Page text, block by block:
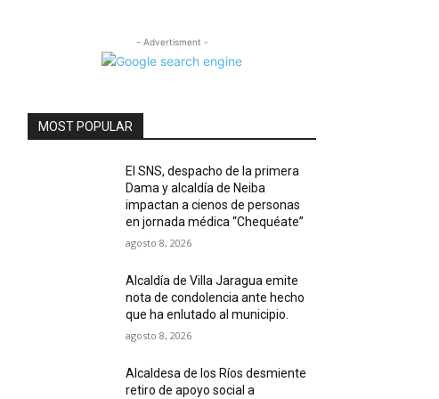
- Advertisment -
MOST POPULAR
El SNS, despacho de la primera
Dama y alcaldía de Neiba
impactan a cienos de personas
en jornada médica “Chequéate”
agosto 8, 2026
Alcaldía de Villa Jaragua emite
nota de condolencia ante hecho
que ha enlutado al municipio.
agosto 8, 2026
Alcaldesa de los Ríos desmiente
retiro de apoyo social a